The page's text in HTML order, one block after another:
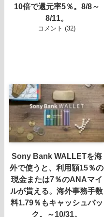
10倍で還元率5％。8/8～
8/11。
コメント (32)
Sony Bank WALLETを海
外で使うと、利用額15％の
現金または7％のANAマイ
ルが貰える。海外事務手数
料1.79％もキャッシュバッ
ク。～10/31。